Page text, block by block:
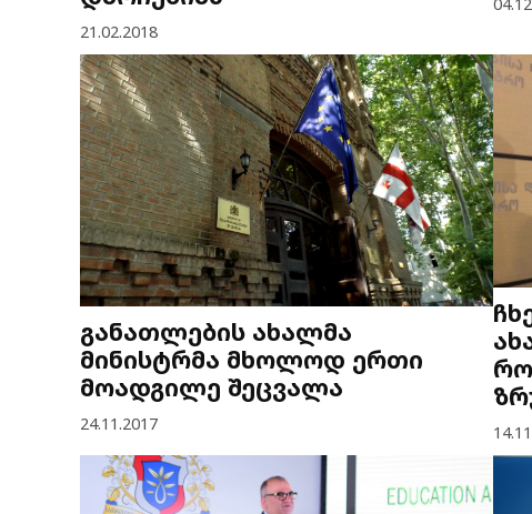
21.02.2018
განათლების ახალმა
მინისტრმა მხოლოდ ერთი
მოადგილე შეცვალა
24.11.2017